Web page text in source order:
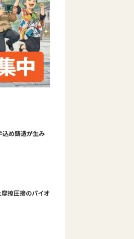
め鋳造が生み
擦圧接のパイオ